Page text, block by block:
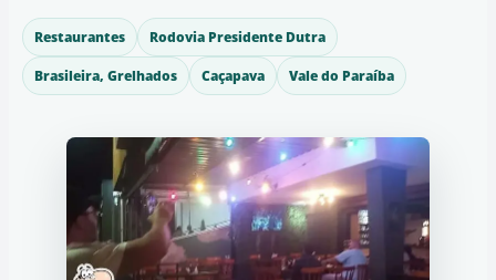
Restaurantes Rodovia Presidente Dutra
Brasileira, Grelhados Caçapava Vale do Paraíba